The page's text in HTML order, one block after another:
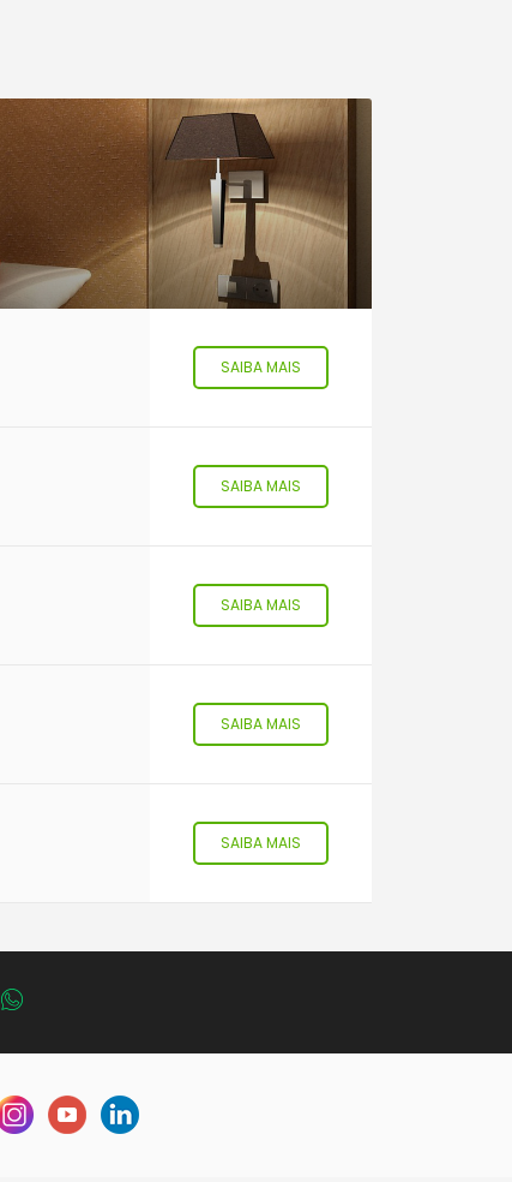
SAIBA MAIS
SAIBA MAIS
SAIBA MAIS
SAIBA MAIS
SAIBA MAIS